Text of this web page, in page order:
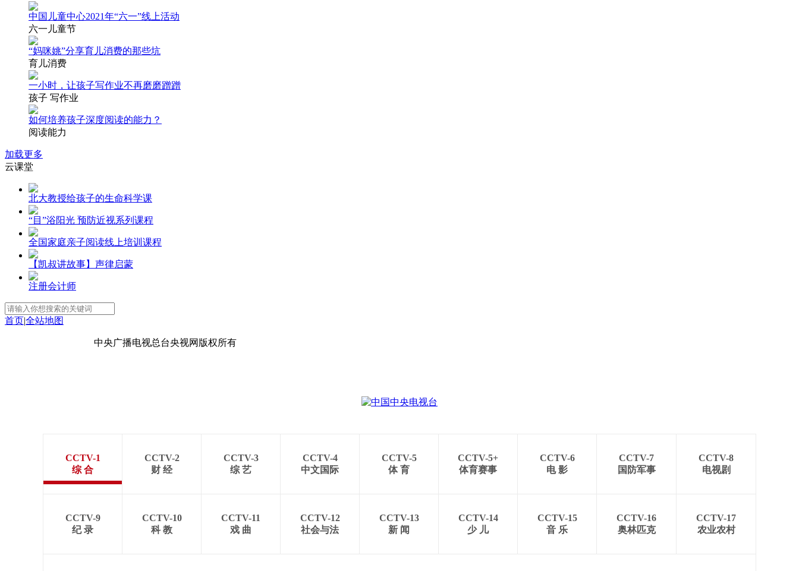
中国儿童中心2021年“六一”线上活动
六一儿童节
“妈咪姚”分享育儿消费的那些坑
育儿消费
一小时，让孩子写作业不再磨磨蹭蹭
孩子 写作业
如何培养孩子深度阅读的能力？
阅读能力
加载更多
云课堂
北大教授给孩子的生命科学课
“目”浴阳光 预防近视系列课程
全国家庭亲子阅读线上培训课程
【凯叔讲故事】声律启蒙
注册会计师
首页|全站地图
中央广播电视总台央视网 版权所有
CCTV-1
综 合
CCTV-2
财 经
CCTV-3
综 艺
CCTV-4
中文国际
CCTV-5
体 育
CCTV-5+
体育赛事
CCTV-6
电 影
CCTV-7
国防军事
CCTV-8
电视剧
CCTV-9
纪 录
CCTV-10
科 教
CCTV-11
戏 曲
CCTV-12
社会与法
CCTV-13
新 闻
CCTV-14
少 儿
CCTV-15
音 乐
CCTV-16
奥林匹克
CCTV-17
农业农村